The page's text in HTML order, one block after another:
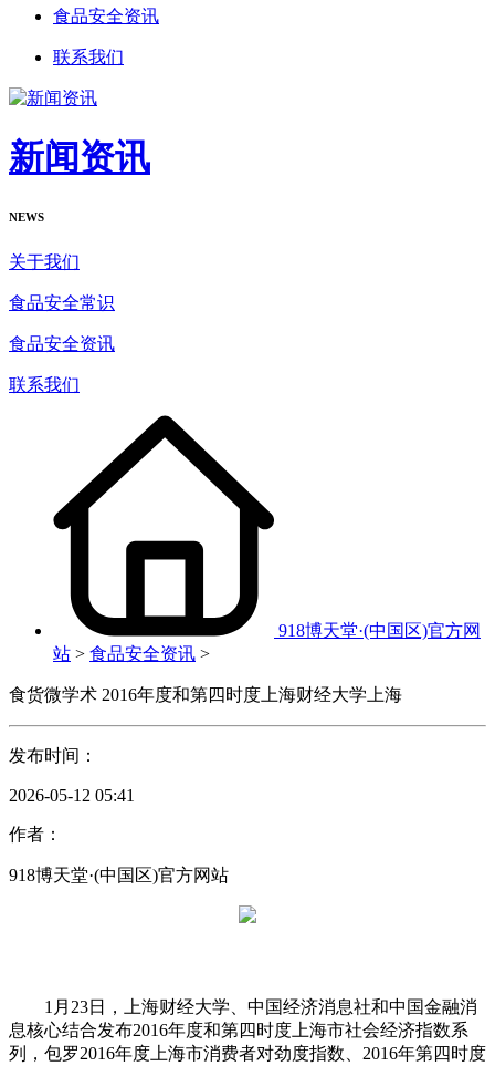
食品安全资讯
联系我们
新闻资讯
NEWS
关于我们
食品安全常识
食品安全资讯
联系我们
918博天堂·(中国区)官方网
站 > 食品安全资讯 >
食货微学术 2016年度和第四时度上海财经大学上海
发布时间：
2026-05-12 05:41
作者：
918博天堂·(中国区)官方网站
1月23日，上海财经大学、中国经济消息社和中国金融消
息核心结合发布2016年度和第四时度上海市社会经济指数系
列，包罗2016年度上海市消费者对劲度指数、2016年第四时度